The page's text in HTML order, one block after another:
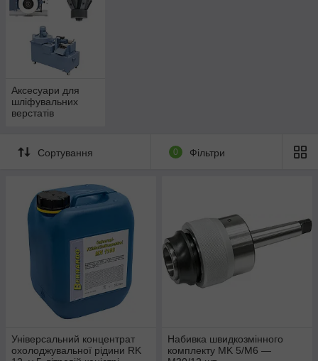
Аксесуари для
шліфувальних
верстатів
Сортування 0 Фільтри
Універсальний концентрат
охолоджувальної рідини RK
Набивка швидкозмінного
комплекту MK 5/M6 —